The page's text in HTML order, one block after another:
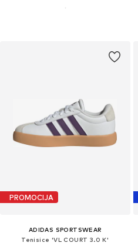
PROMOCIJA
ADIDAS SPORTSWEAR
Tenisice 'VL COURT 3.0 K'